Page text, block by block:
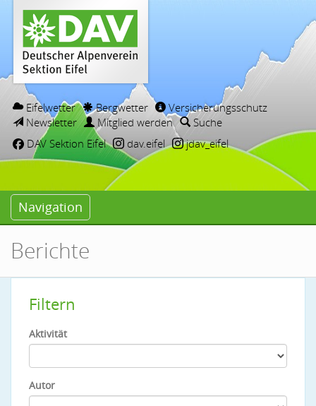
Eifelwetter Bergwetter
Versicherungsschutz
Newsletter
Mitglied werden
Suche
DAV Sektion Eifel
dav.eifel jdav_eifel
Navigation
Berichte
Filtern
Aktivität
Autor